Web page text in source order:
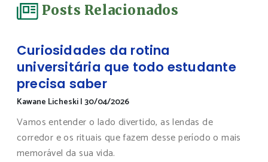
Posts Relacionados
Curiosidades da rotina
universitária que todo estudante
precisa saber
Kawane Licheski|30/04/2026
Vamos entender o lado divertido, as lendas de
corredor e os rituais que fazem desse período o mais
memorável da sua vida.